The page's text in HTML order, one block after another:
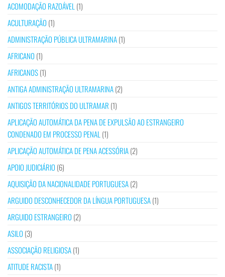
ACOMODAÇÃO RAZOÁVEL (1)
ACULTURAÇÃO (1)
ADMINISTRAÇÃO PÚBLICA ULTRAMARINA(1)
AFRICANO (1)
AFRICANOS(1)
ANTIGA ADMINISTRAÇÃO ULTRAMARINA(2)
ANTIGOS TERRITÓRIOS DO ULTRAMAR (1)
APLICAÇÃO AUTOMÁTICA DA PENA DE EXPULSÃO AO ESTRANGEIRO
CONDENADO EM PROCESSO PENAL (1)
APLICAÇÃO AUTOMÁTICA DE PENA ACESSÓRIA(2)
APOIO JUDICIÁRIO (6)
AQUISIÇÃO DA NACIONALIDADE PORTUGUESA(2)
ARGUIDO DESCONHECEDOR DA LÍNGUA PORTUGUESA(1)
ARGUIDO ESTRANGEIRO (2)
ASILO (3)
ASSOCIAÇÃO RELIGIOSA(1)
ATITUDE RACISTA(1)